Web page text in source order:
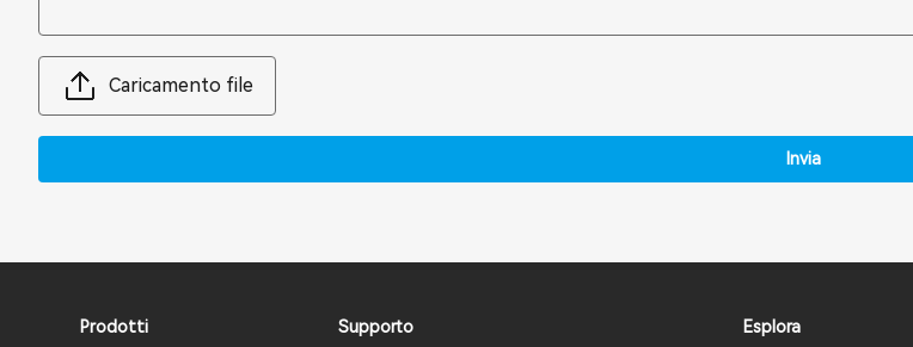
Caricamento file
Invia
Prodotti Supporto Esplora